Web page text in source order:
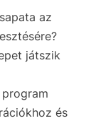
az
játszik
és